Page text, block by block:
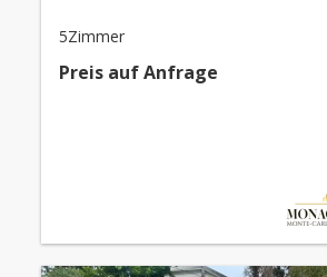
5Zimmer
Preis auf Anfrage